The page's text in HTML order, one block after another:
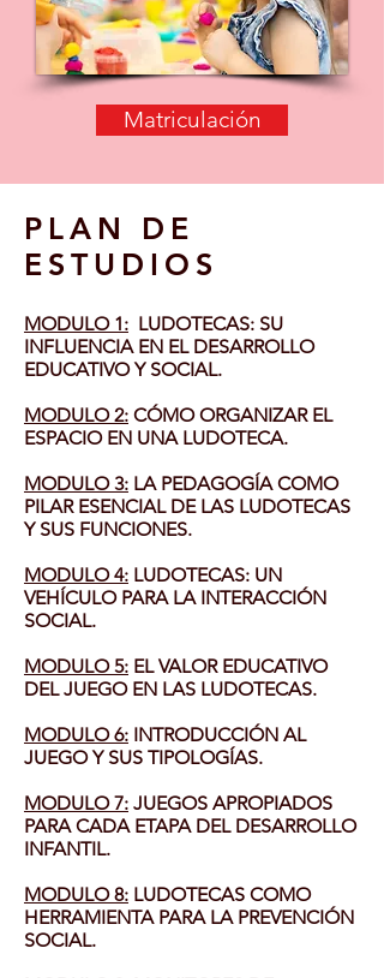
Matriculación
PLAN DE
ESTUDIOS
MODULO 1: LUDOTECAS: SU
INFLUENCIA EN EL DESARROLLO
EDUCATIVO Y SOCIAL.
MODULO 2: CÓMO ORGANIZAR EL
ESPACIO EN UNA LUDOTECA.
MODULO 3: LA PEDAGOGÍA COMO
PILAR ESENCIAL DE LAS LUDOTECAS
Y SUS FUNCIONES.
MODULO 4: LUDOTECAS: UN
VEHÍCULO PARA LA INTERACCIÓN
SOCIAL.
MODULO 5: EL VALOR EDUCATIVO
DEL JUEGO EN LAS LUDOTECAS.
MODULO 6: INTRODUCCIÓN AL
JUEGO Y SUS TIPOLOGÍAS.
MODULO 7: JUEGOS APROPIADOS
PARA CADA ETAPA DEL DESARROLLO
INFANTIL.
MODULO 8: LUDOTECAS COMO
HERRAMIENTA PARA LA PREVENCIÓN
SOCIAL.